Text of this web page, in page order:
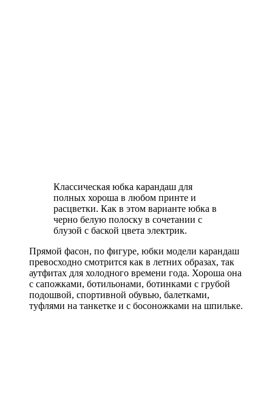
Классическая юбка карандаш для
полных хороша в любом принте и
расцветки. Как в этом варианте юбка в
черно белую полоску в сочетании с
блузой с баской цвета электрик.
Прямой фасон, по фигуре, юбки модели карандаш
превосходно смотрится как в летних образах, так
аутфитах для холодного времени года. Хороша она
с сапожками, ботильонами, ботинками с грубой
подошвой, спортивной обувью, балетками,
туфлями на танкетке и с босоножками на шпильке.